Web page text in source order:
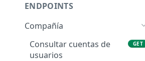
ENDPOINTS
Compañía
Consultar cuentas de
usuarios
GET